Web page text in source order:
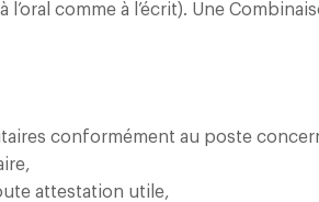
l’oral comme à l’écrit). Une
conformément au poste
attestation utile,